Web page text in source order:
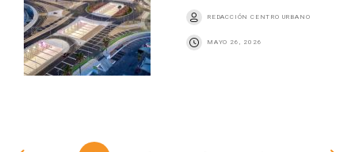
REDACCIÓN CENTRO URBANO
MAYO 26, 2026